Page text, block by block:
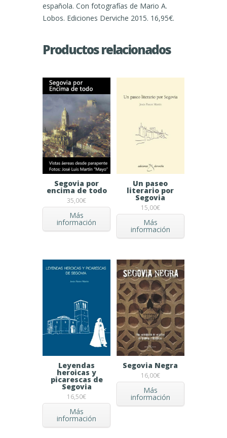
española. Con fotografías de Mario A.
Lobos. Ediciones Derviche 2015. 16,95€.
Productos relacionados
Segovia por
encima de todo
35,00€
Más
información
Un paseo
literario por
Segovia
15,00€
Más
información
Leyendas
heroicas y
picarescas de
Segovia
16,50€
Más
información
Segovia Negra
16,00€
Más
información